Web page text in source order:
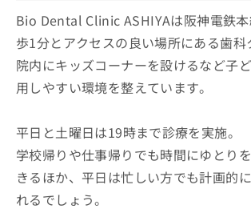
Bio Dental Clinic ASHIYAは阪神電鉄
歩1分とアクセスの良い場所にある歯科
院内にキッズコーナーを設けるなど子
用しやすい環境を整えています。
平日と土曜日は19時まで診療を実施。
学校帰りや仕事帰りでも時間にゆとり
きるほか、平日は忙しい方でも計画的
れるでしょう。